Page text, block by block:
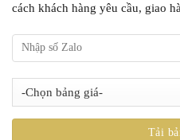
cách khách hàng yêu cầu, giao